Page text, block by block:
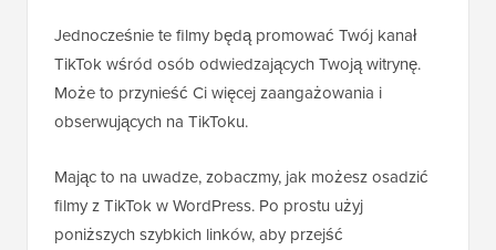
Jednocześnie te filmy będą promować Twój kanał
TikTok wśród osób odwiedzających Twoją witrynę.
Może to przynieść Ci więcej zaangażowania i
obserwujących na TikToku.
Mając to na uwadze, zobaczmy, jak możesz osadzić
filmy z TikTok w WordPress. Po prostu użyj
poniższych szybkich linków, aby przejść